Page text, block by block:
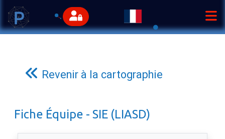
Revenir à la cartographie
Fiche Équipe - SIE (LIASD)